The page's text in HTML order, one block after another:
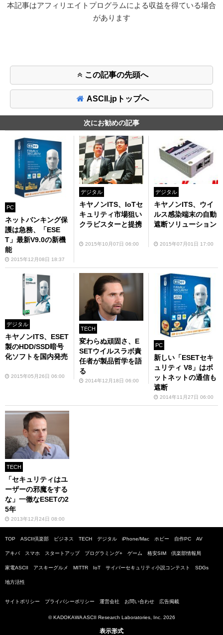
本記事はアフィリエイトプログラムによる収益を得ている場合
があります
この記事の先頭へ
ASCII.jpトップへ
次にお勧めの記事
PC
ネットバンキング保
護は急務、「ESE
T」最新V9.0の新機
能
2015年12月08日 18:37
デジタル
キヤノンITS、IoTセ
キュリティ市場狙い
クラビスターと提携
2015年10月07日 06:00
デジタル
キヤノンITS、ウイ
ルス感染端末の自動
遮断ソリューション
2015年07月01日 17:00
デジタル
キヤノンITS、ESET
製のHDD/SSD暗号
化ソフトを国内発売
2015年05月26日 06:00
TECH
変わらぬ頑固さ、E
SETウイルスラボ責
任者が製品哲学を語
る
2014年12月18日 06:00
PC
新しい「ESETセキ
ュリティ V8」はボ
ットネットの通信も
遮断
2014年11月27日 06:00
TECH
「セキュリティはユ
ーザーの邪魔をする
な」一徹なESETの2
5年
2013年12月24日 08:00
TOP ASCII倶楽部 ビジネス TECH デジタル iPhone/Mac ホビー 自作PC AV
アキバ スマホ スタートアップ プログラミング+ ゲーム 格安SIM 倶楽部情報局
家電ASCII アスキーグルメ MITTR IoT サイバーセキュリティ小説コンテスト SDGs
地方活性
サイトポリシー プライバシーポリシー 運営会社 お問い合わせ 広告掲載
© KADOKAWA ASCII Research Laboratories, Inc. 2026
表示形式